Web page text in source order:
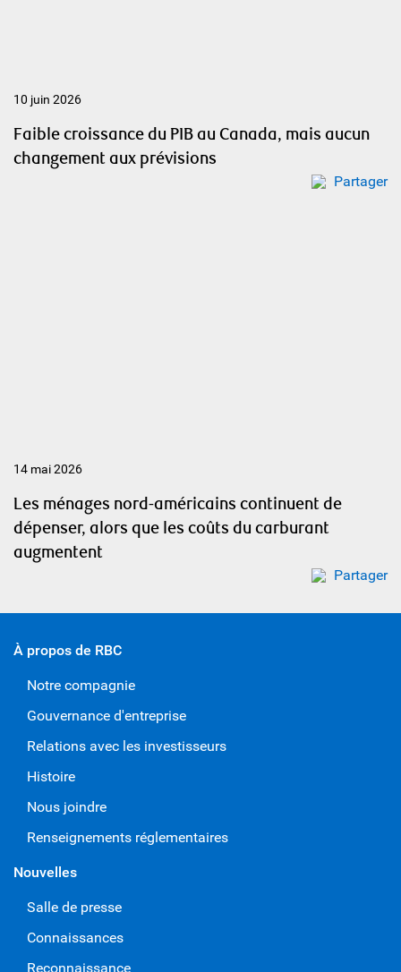
10 juin 2026
Faible croissance du PIB au Canada, mais aucun
changement aux prévisions
Partager
14 mai 2026
Les ménages nord-américains continuent de
dépenser, alors que les coûts du carburant
augmentent
Partager
À propos de RBC
Notre compagnie
Gouvernance d'entreprise
Relations avec les investisseurs
Histoire
Nous joindre
Renseignements réglementaires
Nouvelles
Salle de presse
Connaissances
Reconnaissance